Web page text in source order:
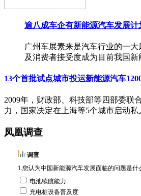
逾八成车企有新能源汽车发展计
广州车展素来是汽车行业的一
及消费者接受度成为目前我国
13个首批试点城市投运新能源汽车
2009年，财政部、科技部等四部委联
力，国家决定在上海等5个城市启动私
凤凰调查
调查
1.您认为中国新能源汽车发展面临的问题是什
电池续航能力
充电桩设备普及度